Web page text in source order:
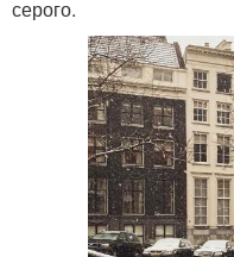
серого.